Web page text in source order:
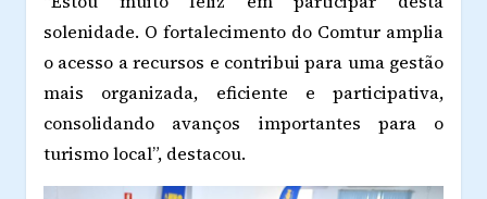
solenidade. O fortalecimento do Comtur amplia
o acesso a recursos e contribui para uma gestão
mais organizada, eficiente e participativa,
consolidando avanços importantes para o
turismo local”, destacou.